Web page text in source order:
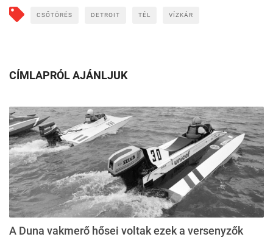
CSŐTÖRÉS DETROIT TÉL VÍZKÁR
CÍMLAPRÓL AJÁNLJUK
A Duna vakmerő hősei voltak ezek a versenyzők